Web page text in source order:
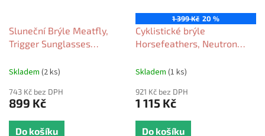
Sluneční Brýle Meatfly,
Trigger Sunglasses
Skladem (2 ks)
743 Kč bez DPH
899 Kč
Do košíku
1 399 Kč 20 %
Cyklistické brýle
Horsefeathers, Neutron
2026
Skladem (1 ks)
921 Kč bez DPH
1 115 Kč
Do košíku